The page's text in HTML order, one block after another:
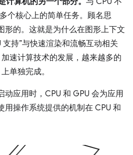
个核心上的简单任务。顾名思
形的。这就是为什么在图形上下文
支持”与快速渲染和流畅互动相关
速计算技术的发展，越来越多的
单独完成。
动应用时，CPU 和 GPU 会为应用
用操作系统提供的机制在 CPU 和